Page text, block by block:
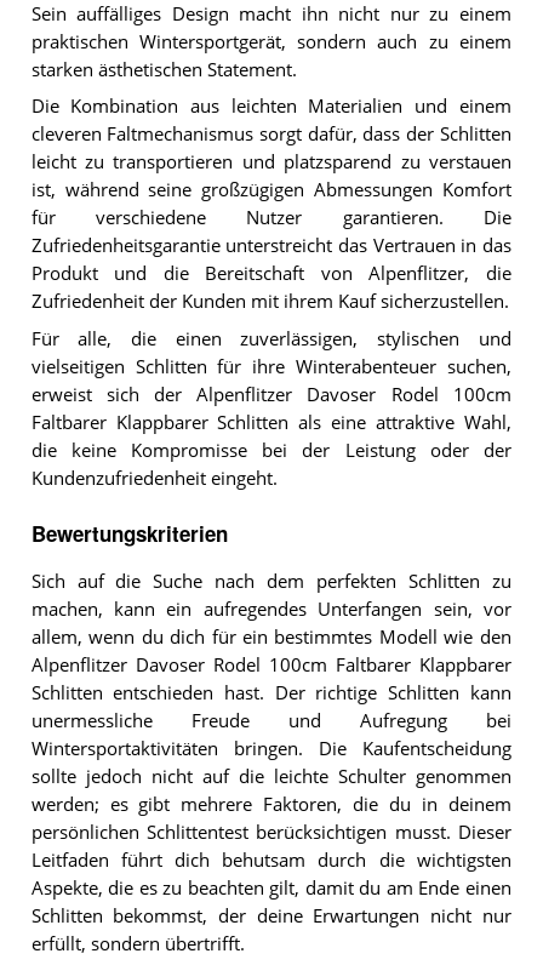
Sein auffälliges Design macht ihn nicht nur zu einem
praktischen Wintersportgerät, sondern auch zu einem
starken ästhetischen Statement.
Die Kombination aus leichten Materialien und einem
cleveren Faltmechanismus sorgt dafür, dass der Schlitten
leicht zu transportieren und platzsparend zu verstauen
ist, während seine großzügigen Abmessungen Komfort
für verschiedene Nutzer garantieren. Die
Zufriedenheitsgarantie unterstreicht das Vertrauen in das
Produkt und die Bereitschaft von Alpenflitzer, die
Zufriedenheit der Kunden mit ihrem Kauf sicherzustellen.
Für alle, die einen zuverlässigen, stylischen und
vielseitigen Schlitten für ihre Winterabenteuer suchen,
erweist sich der Alpenflitzer Davoser Rodel 100cm
Faltbarer Klappbarer Schlitten als eine attraktive Wahl,
die keine Kompromisse bei der Leistung oder der
Kundenzufriedenheit eingeht.
Bewertungskriterien
Sich auf die Suche nach dem perfekten Schlitten zu
machen, kann ein aufregendes Unterfangen sein, vor
allem, wenn du dich für ein bestimmtes Modell wie den
Alpenflitzer Davoser Rodel 100cm Faltbarer Klappbarer
Schlitten entschieden hast. Der richtige Schlitten kann
unermessliche Freude und Aufregung bei
Wintersportaktivitäten bringen. Die Kaufentscheidung
sollte jedoch nicht auf die leichte Schulter genommen
werden; es gibt mehrere Faktoren, die du in deinem
persönlichen Schlittentest berücksichtigen musst. Dieser
Leitfaden führt dich behutsam durch die wichtigsten
Aspekte, die es zu beachten gilt, damit du am Ende einen
Schlitten bekommst, der deine Erwartungen nicht nur
erfüllt, sondern übertrifft.